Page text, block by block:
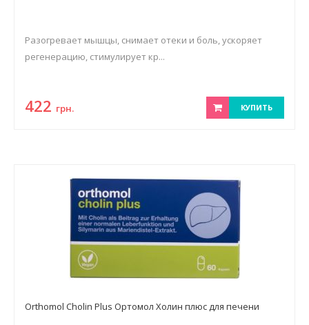
Разогревает мышцы, снимает отеки и боль, ускоряет
регенерацию, стимулирует кр...
422 грн. КУПИТЬ
Orthomol Cholin Plus Ортомол Холин плюс для печени